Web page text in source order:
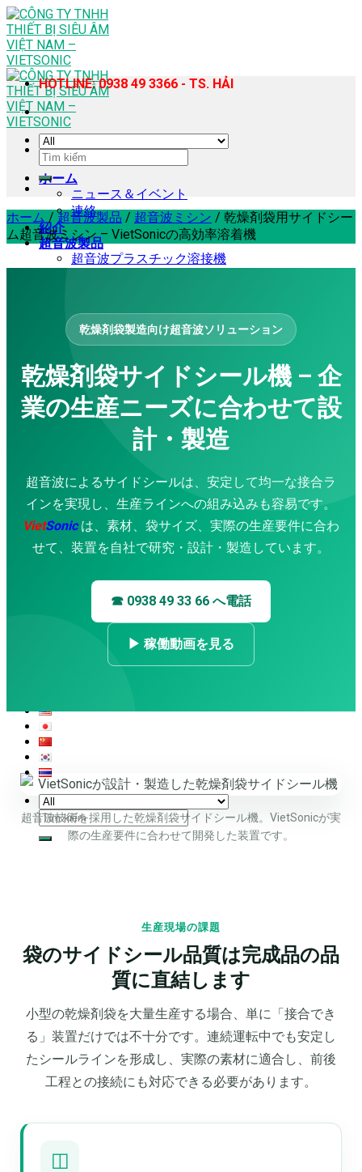
Skip
to
content
ホーム
ニュース＆イベント
連絡
紹介
超音波製品
超音波プラスチック溶接機
超音波ホモジナイザー・抽出機
超音波カッター
超音波スズはんだ付け機
超音波洗浄機
金属用超音波溶接機
バッグ製造ライン
サービス
コンサルティング・設計
修理・メンテナンス
防水工事サービス
応用動画
超音波溶着機
超音波ミシン
ハンディ型超音波溶着機
超音波はんだ付け機
布袋製造機
超音波振動ふるい機
超音波スプレーコーティングシステム
検
索
HOTLINE: 0938 49 3366 - TS. HẢI
検
索
対
象:
ホーム / 超音波製品 / 超音波ミシン / 乾燥剤袋用サイドシー
ム超音波ミシン – VietSonicの高効率溶着機
乾燥剤袋製造向け超音波ソリューション
乾燥剤袋サイドシール機 – 企
業の生産ニーズに合わせて設
計・製造
超音波によるサイドシールは、安定して均一な接合ラ
インを実現し、生産ラインへの組み込みも容易です。
VietSonicは、素材、袋サイズ、実際の生産要件に合わ
せて、装置を自社で研究・設計・製造しています。
☎ 0938 49 33 66 へ電話
▶ 稼働動画を見る
超音波技術を採用した乾燥剤袋サイドシール機。VietSonicが実
際の生産要件に合わせて開発した装置です。
生産現場の課題
袋のサイドシール品質は完成品の品
質に直結します
小型の乾燥剤袋を大量生産する場合、単に「接合でき
る」装置だけでは不十分です。連続運転中でも安定し
たシールラインを形成し、実際の素材に適合し、前後
工程との接続にも対応できる必要があります。
◫